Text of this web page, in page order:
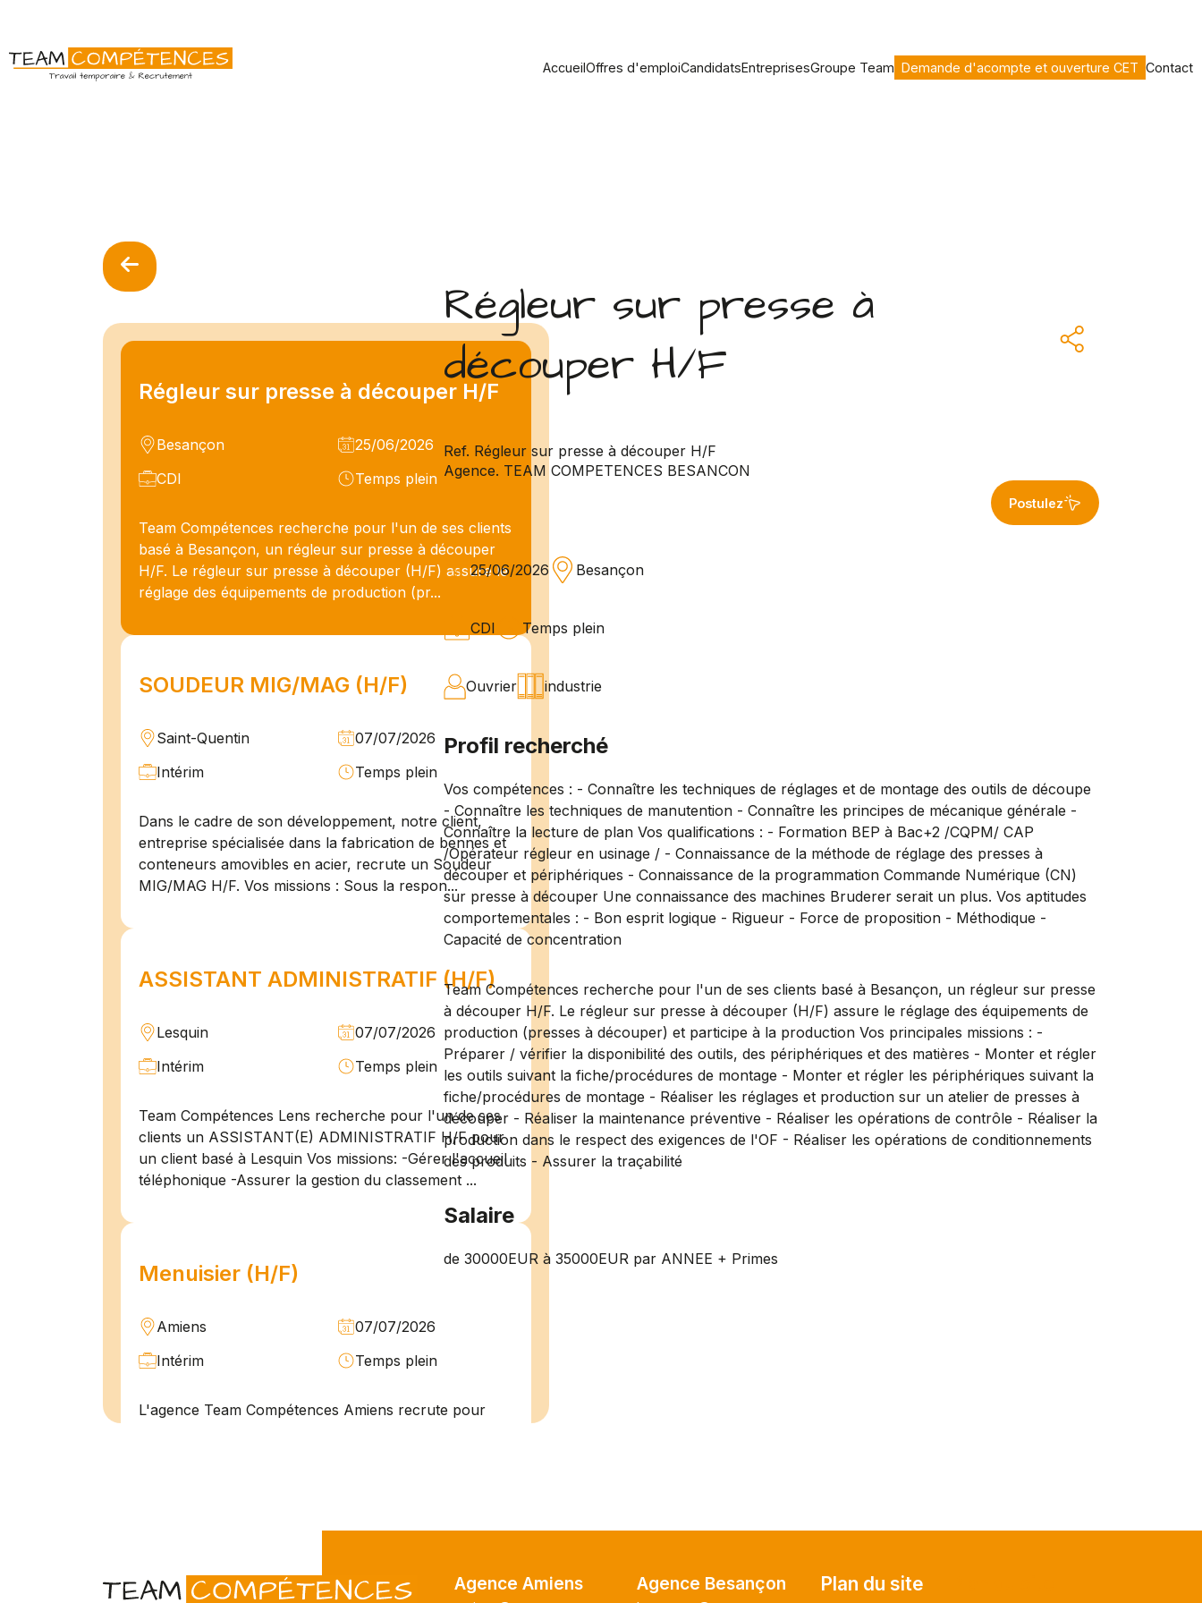
AccueilOffres d'emploiCandidatsEntreprisesGroupe Team Demande d'acompte et ouverture CET Contact
Régleur sur presse à découper H/F
Besançon
25/06/2026
CDI
Temps plein
Team Compétences recherche pour l'un de ses clients
basé à Besançon, un régleur sur presse à découper
H/F. Le régleur sur presse à découper (H/F) assure le
réglage des équipements de production (pr...
SOUDEUR MIG/MAG (H/F)
Saint-Quentin
07/07/2026
Intérim
Temps plein
Dans le cadre de son développement, notre client,
entreprise spécialisée dans la fabrication de bennes et
conteneurs amovibles en acier, recrute un Soudeur
MIG/MAG H/F. Vos missions : Sous la respon...
ASSISTANT ADMINISTRATIF (H/F)
Lesquin
07/07/2026
Intérim
Temps plein
Team Compétences Lens recherche pour l'un de ses
clients un ASSISTANT(E) ADMINISTRATIF H/F pour
un client basé à Lesquin Vos missions: -Gérer l'accueil
téléphonique -Assurer la gestion du classement ...
Menuisier (H/F)
Amiens
07/07/2026
Intérim
Temps plein
L'agence Team Compétences Amiens recrute pour
Régleur sur presse à
découper H/F
Ref. Régleur sur presse à découper H/F
Agence. TEAM COMPETENCES BESANCON
Postulez
25/06/2026 Besançon
CDI Temps plein
Ouvrier industrie
Profil recherché
Vos compétences : - Connaître les techniques de réglages et de montage des outils de découpe
- Connaître les techniques de manutention - Connaître les principes de mécanique générale -
Connaître la lecture de plan Vos qualifications : - Formation BEP à Bac+2 /CQPM/ CAP
/Opérateur régleur en usinage / - Connaissance de la méthode de réglage des presses à
découper et périphériques - Connaissance de la programmation Commande Numérique (CN)
sur presse à découper Une connaissance des machines Bruderer serait un plus. Vos aptitudes
comportementales : - Bon esprit logique - Rigueur - Force de proposition - Méthodique -
Capacité de concentration
Team Compétences recherche pour l'un de ses clients basé à Besançon, un régleur sur presse
à découper H/F. Le régleur sur presse à découper (H/F) assure le réglage des équipements de
production (presses à découper) et participe à la production Vos principales missions : -
Préparer / vérifier la disponibilité des outils, des périphériques et des matières - Monter et régler
les outils suivant la fiche/procédures de montage - Monter et régler les périphériques suivant la
fiche/procédures de montage - Réaliser les réglages et production sur un atelier de presses à
découper - Réaliser la maintenance préventive - Réaliser les opérations de contrôle - Réaliser la
production dans le respect des exigences de l'OF - Réaliser les opérations de conditionnements
des produits - Assurer la traçabilité
Salaire
de 30000EUR à 35000EUR par ANNEE + Primes
Agence Amiens Agence Besançon Plan du site